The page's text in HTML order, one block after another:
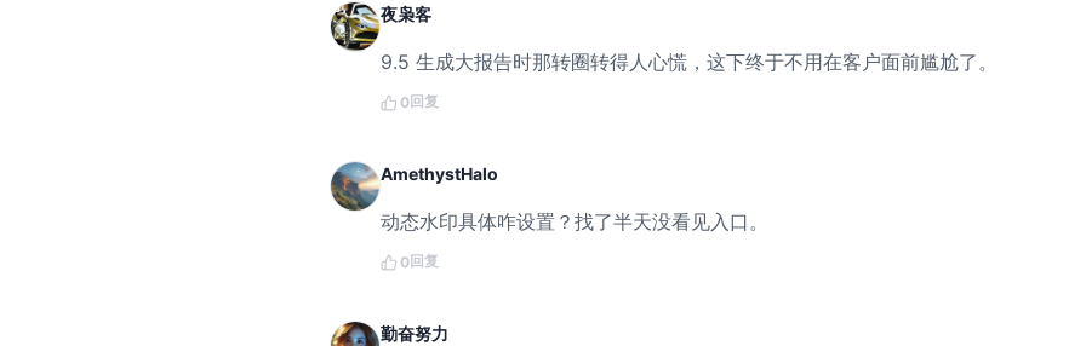
夜枭客
9.5 生成大报告时那转圈转得人心慌，这下终于不用在客户面前尴尬了。
0回复
AmethystHalo
动态水印具体咋设置？找了半天没看见入口。
0回复
勤奋努力